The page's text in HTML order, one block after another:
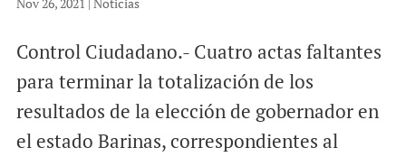
Control Ciudadano.- Cuatro actas faltantes
para terminar la totalización de los
resultados de la elección de gobernador en
el estado Barinas, correspondientes al